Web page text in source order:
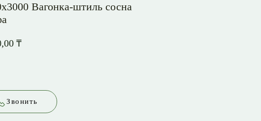
Вагонка-штиль сосна
₸Цена
Звонить